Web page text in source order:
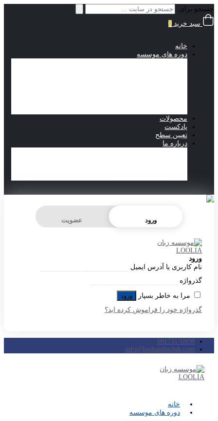
جستجو برای:
سبد خرید 0
خانه
دوره های موسسه
محصولات
پادکست
تعیین سطح
درباره ما
ورود عضویت
ورود
نام کاربری یا آدرس ایمیل
گذرواژه
مرا به خاطر بسپار
ورود
گذرواژه خود را فراموش کرده اید؟
09173170938
info@looliaieltsclub.com
خانه
دوره های موسسه